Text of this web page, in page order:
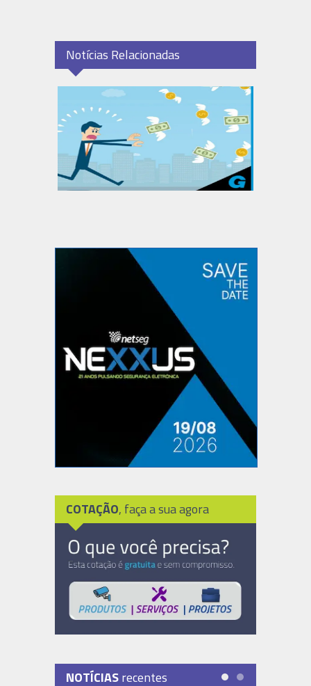
Notícias Relacionadas
COTAÇÃO, faça a sua agora
NOTÍCIASrecentes